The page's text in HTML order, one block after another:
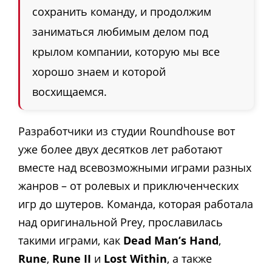
сохранить команду, и продолжим
заниматься любимым делом под
крылом компании, которую мы все
хорошо знаем и которой
восхищаемся.
Разработчики из студии Roundhouse вот
уже более двух десятков лет работают
вместе над всевозможными играми разных
жанров – от ролевых и приключенческих
игр до шутеров. Команда, которая работала
над оригинальной Prey, прославилась
такими играми, как Dead Man’s Hand,
Rune, Rune II и Lost Within, а также